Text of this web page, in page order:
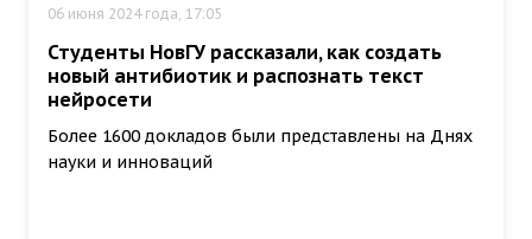
06 июня 2024 года, 17:05
Студенты НовГУ рассказали, как создать
новый антибиотик и распознать текст
нейросети
Более 1600 докладов были представлены на Днях
науки и инноваций